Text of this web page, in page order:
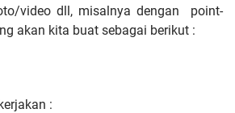
video dll, misalnya dengan point-
akan kita buat sebagai berikut :
: